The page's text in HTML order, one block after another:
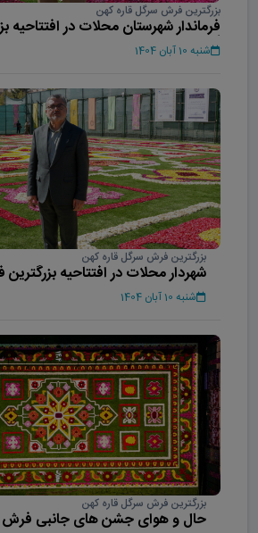
بزرگترین فرش سرگل قاره کهن
فرماندار شهرستان محلات در
گل آسیا
شنبه 10 آبان 1404
بزرگترین فرش سرگل قاره کهن
شهردار محلات در افتتاحیه
شنبه 10 آبان 1404
بزرگترین فرش سرگل قاره کهن
حال و هوای جشن های جانبی فرش